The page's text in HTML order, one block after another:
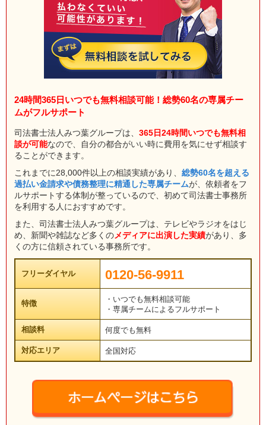
24時間365日いつでも無料相談可能！総勢60名の専属チー
ムがフルサポート
司法書士法人みつ葉グループは、 365日24時間いつでも無料相
談が可能なので、自分の都合がいい時に費用を気にせず相談す
ることができます。
これまでに28,000件以上の相談実績があり、 総勢60名を超える
過払い金請求や債務整理に精通した専属チームが、依頼者をフ
ルサポートする体制が整っているので、初めて司法書士事務所
を利用する人におすすめです。
また、司法書士法人みつ葉グループは、テレビやラジオをはじ
め、新聞や雑誌など多くのメディアに出演した実績があり、多
くの方に信頼されている事務所です。
フリーダイヤル 0120-56-9911
特徴
・いつでも無料相談可能
・専属チームによるフルサポート
相談料 何度でも無料
対応エリア 全国対応